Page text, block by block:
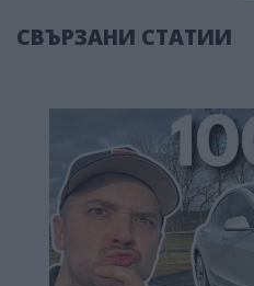
СВЪРЗАНИ СТАТИИ